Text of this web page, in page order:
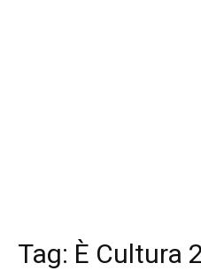
Tag: È Cultura